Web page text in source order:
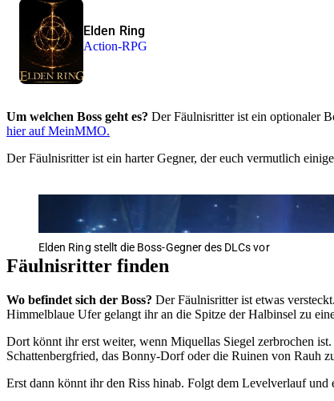
Elden Ring
Action-RPG
Um welchen Boss geht es? Der Fäulnisritter ist ein optionaler
hier auf MeinMMO.
Der Fäulnisritter ist ein harter Gegner, der euch vermutlich
Elden Ring stellt die Boss-Gegner des DLCs vor
Fäulnisritter finden
Wo befindet sich der Boss? Der Fäulnisritter ist etwas
Himmelblaue Ufer gelangt ihr an die Spitze der Halbinsel zu
Dort könnt ihr erst weiter, wenn Miquellas Siegel zerbrochen
Schattenbergfried, das Bonny-Dorf oder die Ruinen von Rauh
Erst dann könnt ihr den Riss hinab. Folgt dem Levelverlauf und